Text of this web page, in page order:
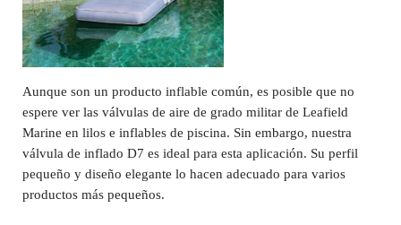
Aunque son un producto inflable común, es posible que no
espere ver las válvulas de aire de grado militar de Leafield
Marine en lilos e inflables de piscina. Sin embargo, nuestra
válvula de inflado D7 es ideal para esta aplicación. Su perfil
pequeño y diseño elegante lo hacen adecuado para varios
productos más pequeños.